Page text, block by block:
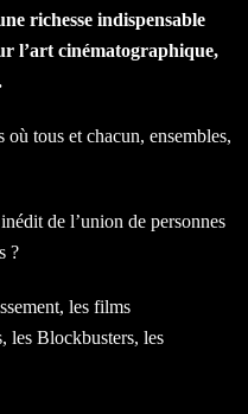
richesse indispensable
l’art cinématographique,
tous et chacun, ensembles,
de l’union de personnes
?
les films
les Blockbusters, les